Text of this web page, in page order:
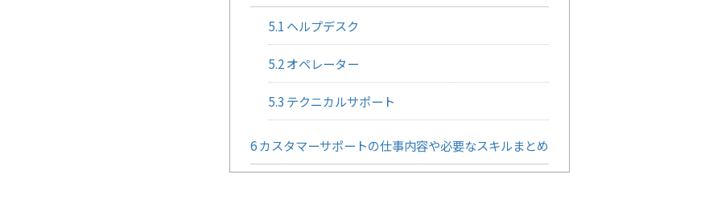
5.1 ヘルプデスク
5.2オペレーター
5.3 テクニカルサポート
6カスタマーサポートの仕事内容や必要なスキルまとめ